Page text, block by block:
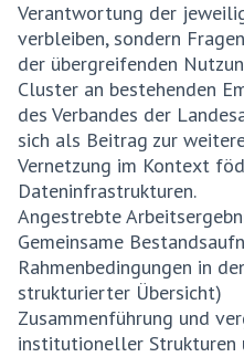
Verantwortung der
verbleiben, sondern
der übergreifenden
Cluster an bestehenden
des Verbandes der
sich als Beitrag zur
Vernetzung im Kontext
Dateninfrastrukturen.
Angestrebte
Gemeinsame
Rahmenbedingungen in
strukturierter Übersicht)
Zusammenführung und
institutioneller Strukturen